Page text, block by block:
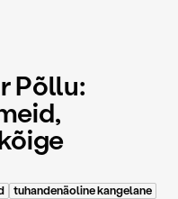
Põllu:
tuhandenäoline kangelane